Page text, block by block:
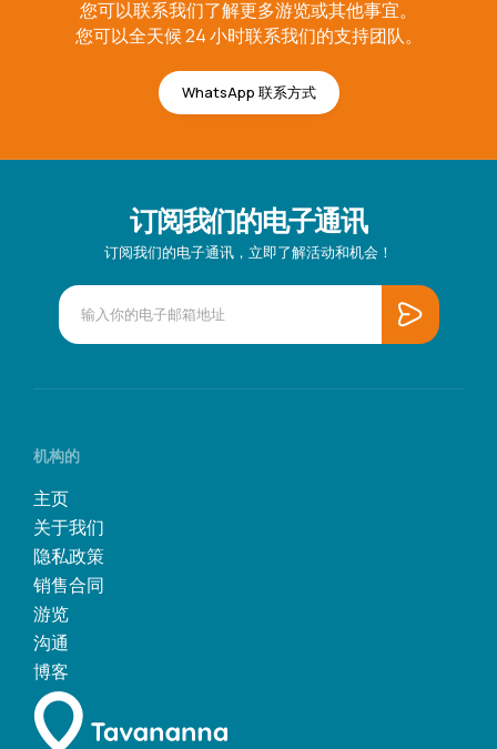
您可以联系我们了解更多游览或其他事宜。
您可以全天候 24 小时联系我们的支持团队。
WhatsApp 联系方式
订阅我们的电子通讯
订阅我们的电子通讯，立即了解活动和机会！
机构的
主页
关于我们
隐私政策
销售合同
游览
沟通
博客